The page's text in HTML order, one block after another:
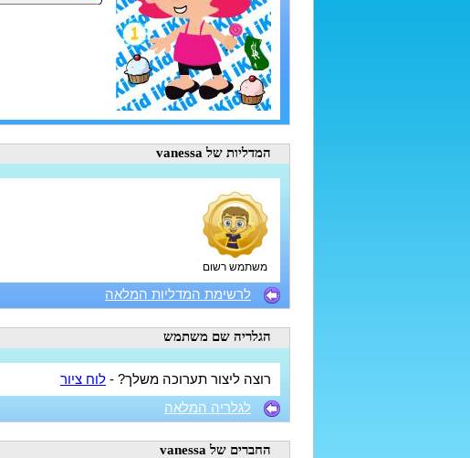
המדליות של vanessa
משתמש רשום
לרשימת המדליות המלאה
הגלריה שם משתמש
רוצה ליצור תערוכה משלך? - לוח ציור
לגלריה המלאה
החברים של vanessa